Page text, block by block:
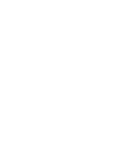
são utilizados, uma vez que não
frequentes, entre 8 a 10 vezes
utilizados são diferentes.
tensão afeta cerca de 70-80% da
com esse diagnóstico em